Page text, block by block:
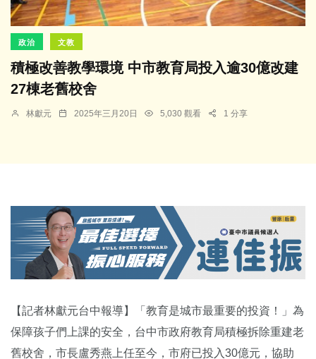
政治 文教
積極改善教學環境 中市教育局投入逾30億改建
27棟老舊校舍
林獻元 2025年三月20日 5,030 觀看 1 分享
【記者林獻元台中報導】「教育是城市最重要的投資！」為
保障孩子們上課的安全，台中市政府教育局積極拆除重建老
舊校舍，市長盧秀燕上任至今，市府已投入30億元，協助